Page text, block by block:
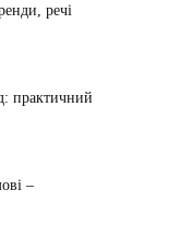
речі
практичний
–